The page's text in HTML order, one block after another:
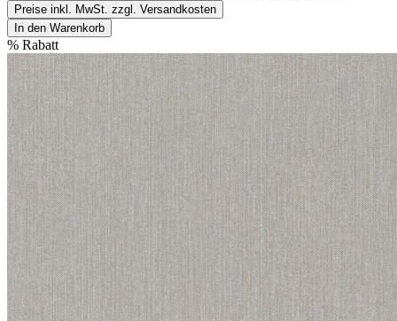
Preise inkl. MwSt. zzgl. Versandkosten
In den Warenkorb
% Rabatt